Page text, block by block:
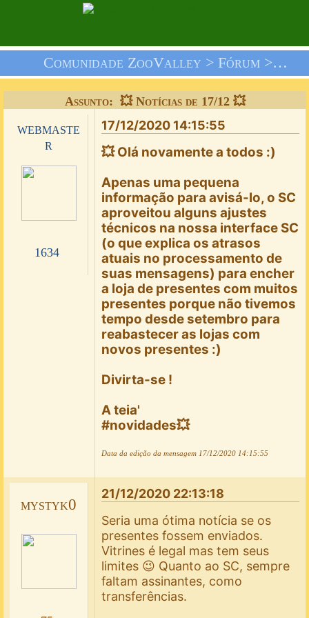
Comunidade ZooValley > Fórum> Nós
Assunto: 💥 Notícias de 17/12 💥
webmaste
r
1634
17/12/2020 14:15:55
💥 Olá novamente a todos :)
Apenas uma pequena
informação para avisá-lo, o SC
aproveitou alguns ajustes
técnicos na nossa interface SC
(o que explica os atrasos
atuais no processamento de
suas mensagens) para encher
a loja de presentes com muitos
presentes porque não tivemos
tempo desde setembro para
reabastecer as lojas com
novos presentes :)
Divirta-se !
A teia'
#novidades💥
Data da edição da mensagem 17/12/2020 14:15:55
mystyk0
21/12/2020 22:13:18
Seria uma ótima notícia se os
presentes fossem enviados.
Vitrines é legal mas tem seus
limites 😉 Quanto ao SC, sempre
faltam assinantes, como
transferências.